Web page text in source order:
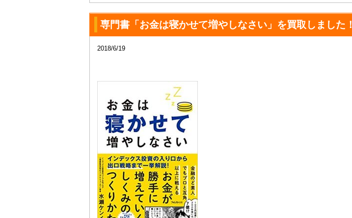
専門書「お金は寝かせて増やしなさい」を買取しました！
2018/6/19